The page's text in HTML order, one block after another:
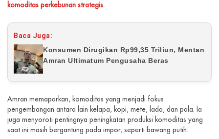
komoditas perkebunan strategis.
Baca Juga:
Konsumen Dirugikan Rp99,35 Triliun, Mentan
Amran Ultimatum Pengusaha Beras
Amran memaparkan, komoditas yang menjadi fokus
pengembangan antara lain kelapa, kopi, mete, lada, dan pala. Ia
juga menyoroti pentingnya peningkatan produksi komoditas yang
saat ini masih bergantung pada impor, seperti bawang putih.